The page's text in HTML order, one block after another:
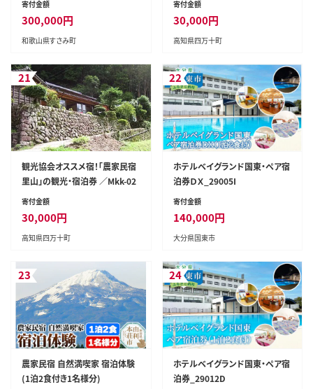
寄付金額
300,000円
和歌山県すさみ町
寄付金額
30,000円
高知県四万十町
21
観光協会オススメ宿！「農家民宿
里山」の観光・宿泊券 ／Mkk-02
寄付金額
30,000円
高知県四万十町
22
ホテルベイグランド国東・ペア宿
泊券ＤＸ_29005I
寄付金額
140,000円
大分県国東市
23
農家民宿 自然満喫家 宿泊体験
(1泊2食付き1名様分)
24
ホテルベイグランド国東・ペア宿
泊券_29012D